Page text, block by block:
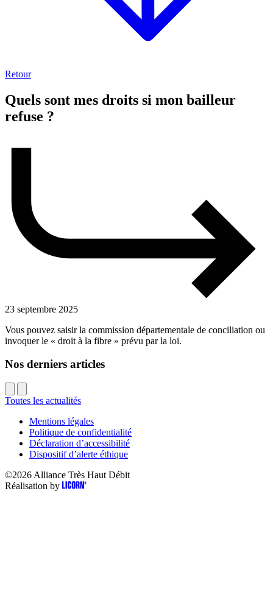
Retour
Quels sont mes droits si mon bailleur
refuse ?
23 septembre 2025
Vous pouvez saisir la commission départementale de conciliation ou
invoquer le « droit à la fibre » prévu par la loi.
Nos derniers articles
Toutes les actualités
Mentions légales
Politique de confidentialité
Déclaration d’accessibilité
Dispositif d’alerte éthique
©2026 Alliance Très Haut Débit
Réalisation by